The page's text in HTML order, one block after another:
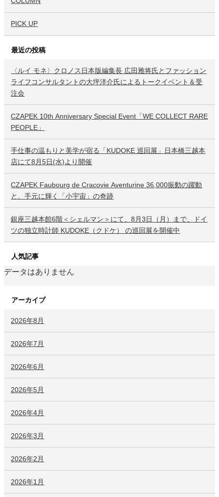
PICK UP
最近の投稿
〈ルイ モネ〉クロノス日本版編集長 広田雅将氏とファッション
ライフコンサルタントの大坪洋介氏によるトークイベント＆受
注会
CZAPEK 10th Anniversary Special Event「WE COLLECT RARE
PEOPLE」
手仕事の温もりと美学が宿る「KUDOKE 巡回展」日本橋三越本
店にて8月5日(水)より開催
CZAPEK Faubourg de Cracovie Aventurine 36,000振動の躍動
と、手元に輝く「小宇宙」の奇跡
銀座三越本館6階＜シェルマン＞にて、8月3日（月）まで、ドイ
ツの独立時計師 KUDOKE（クドケ） の巡回展を開催中
人気記事
データはありません
アーカイブ
2026年8月
2026年7月
2026年6月
2026年5月
2026年4月
2026年3月
2026年2月
2026年1月